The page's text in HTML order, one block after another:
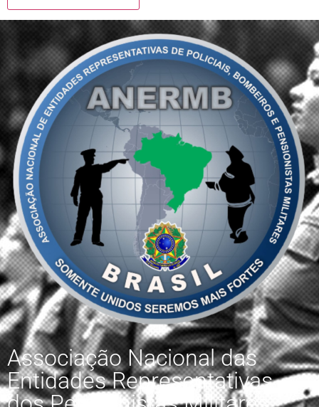
Associação Nacional das
Entidades Representativas